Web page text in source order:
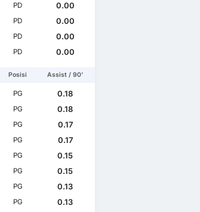
PD
0.00
PD
0.00
PD
0.00
PD 0.00
Posisi Assist / 90'
PG
0.18
PG
0.18
PG
0.17
PG
0.17
PG
0.15
PG
0.15
PG
0.13
PG
0.13